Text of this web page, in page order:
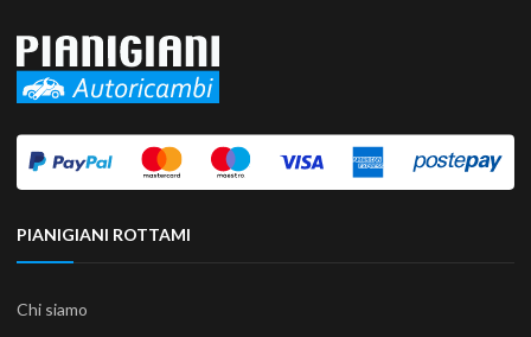
PIANIGIANI ROTTAMI
Chi siamo